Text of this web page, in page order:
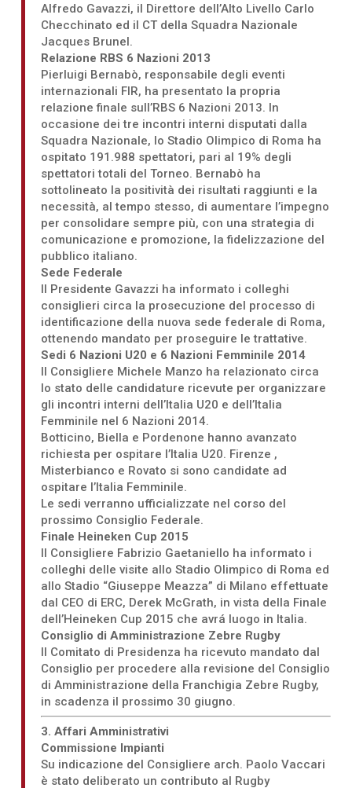
Alfredo Gavazzi, il Direttore dell’Alto Livello Carlo
Checchinato ed il CT della Squadra Nazionale
Jacques Brunel.
Relazione RBS 6 Nazioni 2013
Pierluigi Bernabò, responsabile degli eventi
internazionali FIR, ha presentato la propria
relazione finale sull’RBS 6 Nazioni 2013. In
occasione dei tre incontri interni disputati dalla
Squadra Nazionale, lo Stadio Olimpico di Roma ha
ospitato 191.988 spettatori, pari al 19% degli
spettatori totali del Torneo. Bernabò ha
sottolineato la positività dei risultati raggiunti e la
necessità, al tempo stesso, di aumentare l’impegno
per consolidare sempre più, con una strategia di
comunicazione e promozione, la fidelizzazione del
pubblico italiano.
Sede Federale
Il Presidente Gavazzi ha informato i colleghi
consiglieri circa la prosecuzione del processo di
identificazione della nuova sede federale di Roma,
ottenendo mandato per proseguire le trattative.
Sedi 6 Nazioni U20 e 6 Nazioni Femminile 2014
Il Consigliere Michele Manzo ha relazionato circa
lo stato delle candidature ricevute per organizzare
gli incontri interni dell’Italia U20 e dell’Italia
Femminile nel 6 Nazioni 2014.
Botticino, Biella e Pordenone hanno avanzato
richiesta per ospitare l’Italia U20. Firenze ,
Misterbianco e Rovato si sono candidate ad
ospitare l’Italia Femminile.
Le sedi verranno ufficializzate nel corso del
prossimo Consiglio Federale.
Finale Heineken Cup 2015
Il Consigliere Fabrizio Gaetaniello ha informato i
colleghi delle visite allo Stadio Olimpico di Roma ed
allo Stadio “Giuseppe Meazza” di Milano effettuate
dal CEO di ERC, Derek McGrath, in vista della Finale
dell’Heineken Cup 2015 che avrá luogo in Italia.
Consiglio di Amministrazione Zebre Rugby
Il Comitato di Presidenza ha ricevuto mandato dal
Consiglio per procedere alla revisione del Consiglio
di Amministrazione della Franchigia Zebre Rugby,
in scadenza il prossimo 30 giugno.
3. Affari Amministrativi
Commissione Impianti
Su indicazione del Consigliere arch. Paolo Vaccari
è stato deliberato un contributo al Rugby